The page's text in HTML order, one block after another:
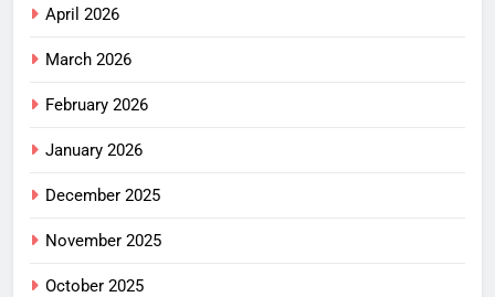
April 2026
March 2026
February 2026
January 2026
December 2025
November 2025
October 2025